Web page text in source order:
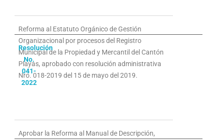
Reforma al Estatuto Orgánico de Gestión
Organizacional por procesos del Registro
Municipal de la Propiedad y Mercantil del Cantón
Playas, aprobado con resolución administrativa
Nro. 018-2019 del 15 de mayo del 2019.
Resolución
No.
041-
2022
Aprobar la Reforma al Manual de Descripción,